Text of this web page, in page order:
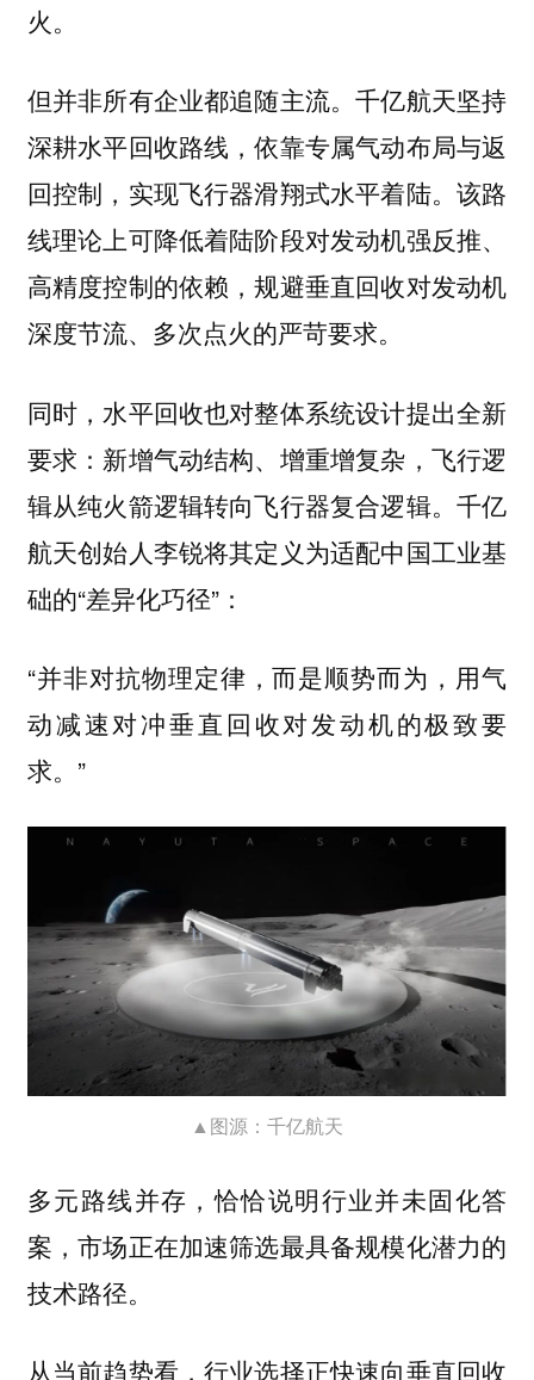
火。
但并非所有企业都追随主流。千亿航天坚持
深耕水平回收路线，依靠专属气动布局与返
回控制，实现飞行器滑翔式水平着陆。该路
线理论上可降低着陆阶段对发动机强反推、
高精度控制的依赖，规避垂直回收对发动机
深度节流、多次点火的严苛要求。
同时，水平回收也对整体系统设计提出全新
要求：新增气动结构、增重增复杂，飞行逻
辑从纯火箭逻辑转向飞行器复合逻辑。千亿
航天创始人李锐将其定义为适配中国工业基
础的“差异化巧径”：
“并非对抗物理定律，而是顺势而为，用气
动减速对冲垂直回收对发动机的极致要
求。”
▲图源：千亿航天
多元路线并存，恰恰说明行业并未固化答
案，市场正在加速筛选最具备规模化潜力的
技术路径。
从当前趋势看，行业选择正快速向垂直回收